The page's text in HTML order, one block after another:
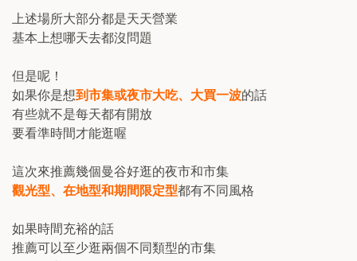
上述場所大部分都是天天營業
基本上想哪天去都沒問題
但是呢！
如果你是想到市集或夜市大吃、大買一波的話
有些就不是每天都有開放
要看準時間才能逛喔
這次來推薦幾個曼谷好逛的夜市和市集
觀光型、在地型和期間限定型都有不同風格
如果時間充裕的話
推薦可以至少逛兩個不同類型的市集